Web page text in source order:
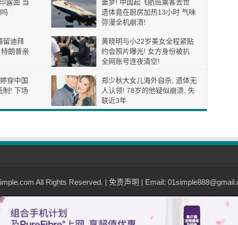
露面 当
噩梦! 中国起飞航班乘客去世
遗体竟在厨房加热13小时 气味
弥漫全机崩溃!
留迪拜
朗普亲
黄晓明与小22岁美女全程紧贴
约会照片曝光! 女方身份被扒
全网账号连夜清空!
穿中国
制! 下场
郑少秋大女儿海外自杀, 遗体无
人认领! 78岁的他疑似崩溃, 失
联近3年
All Rights Reserved. | 免责声明 | Email: